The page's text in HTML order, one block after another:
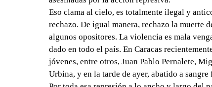
Eso clama al cielo, es totalmente ilegal y
rechazo. De igual manera, rechazo la muerte
algunos opositores. La violencia es mala
dado en todo el país. En Caracas
jóvenes, entre otros, Juan Pablo Pernalete,
Urbina, y en la tarde de ayer, abatido a